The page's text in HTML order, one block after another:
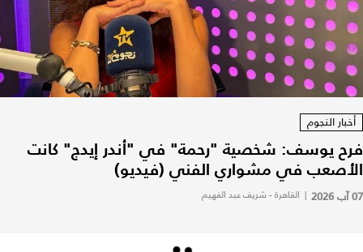
أخبار النجوم
فرح يوسف: شخصية "رحمة" في "أندر إيدج" كانت
الأصعب في مشواري الفني (فيديو)
07 آب 2026 | القاهرة - شريف عبد الفهيم